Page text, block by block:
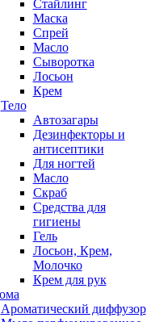
Стайлинг
Маска
Спрей
Масло
Сыворотка
Лосьон
Крем
Тело
Автозагары
Дезинфекторы и
антисептики
Для ногтей
Масло
Скраб
Средства для
гигиены
Гель
Лосьон, Крем,
Молочко
Крем для рук
Ароматический диффузор